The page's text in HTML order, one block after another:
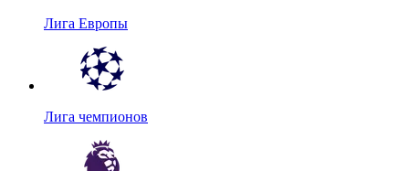
Лига Европы
Лига чемпионов